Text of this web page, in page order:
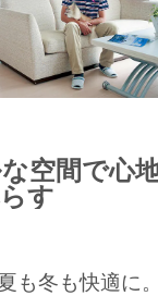
空間で心
す
も冬も快適に